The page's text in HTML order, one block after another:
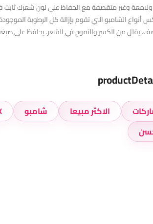
وغير متقصفة مع الحفاظ على لون شعرك ثابت
الشامبو التي تقوم بإزالة كل الرطوبة
يقلل من الكسر والتموج في الشعر. يحافظ على
الاكثر مبيعا شامبو